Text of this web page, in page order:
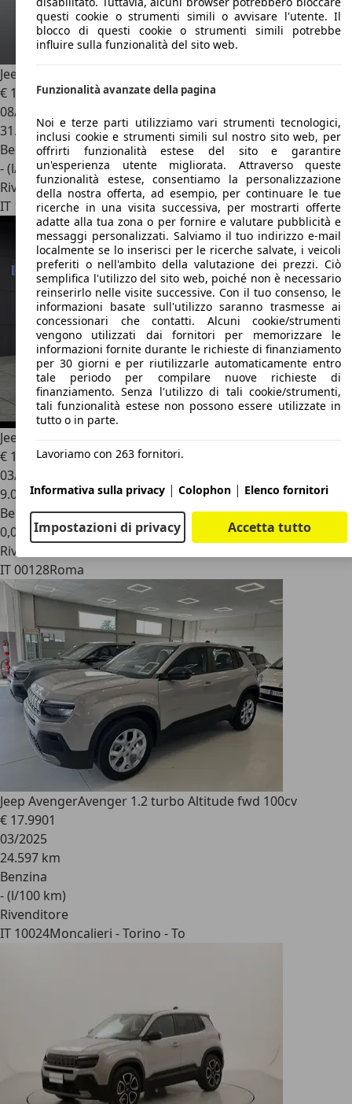
Jeep Avenger
€ 16.000
08/2023
31.000 km
Benzina
- (l/100 km)
Rivenditore
IT 10064Pinerolo - Torino - To
Jeep Avenger
€ 15.4801
03/2025
9.000 km
Benzina
0,0 l/100 km (comb.)
Rivenditore
IT 00128Roma
Jeep AvengerAvenger 1.2 turbo Altitude fwd 100cv
€ 17.9901
03/2025
24.597 km
Benzina
- (l/100 km)
Rivenditore
IT 10024Moncalieri - Torino - To
questi cookie o strumenti simili o avvisare l'utente. Il
blocco di questi cookie o strumenti simili potrebbe
influire sulla funzionalità del sito web.
Funzionalità avanzate della pagina
Noi e terze parti utilizziamo vari strumenti tecnologici,
inclusi cookie e strumenti simili sul nostro sito web, per
offrirti funzionalità estese del sito e garantire
un'esperienza utente migliorata. Attraverso queste
funzionalità estese, consentiamo la personalizzazione
della nostra offerta, ad esempio, per continuare le tue
ricerche in una visita successiva, per mostrarti offerte
adatte alla tua zona o per fornire e valutare pubblicità e
messaggi personalizzati. Salviamo il tuo indirizzo e-mail
localmente se lo inserisci per le ricerche salvate, i veicoli
preferiti o nell'ambito della valutazione dei prezzi. Ciò
semplifica l'utilizzo del sito web, poiché non è necessario
reinserirlo nelle visite successive. Con il tuo consenso, le
informazioni basate sull'utilizzo saranno trasmesse ai
concessionari che contatti. Alcuni cookie/strumenti
vengono utilizzati dai fornitori per memorizzare le
informazioni fornite durante le richieste di finanziamento
per 30 giorni e per riutilizzarle automaticamente entro
tale periodo per compilare nuove richieste di
finanziamento. Senza l'utilizzo di tali cookie/strumenti,
tali funzionalità estese non possono essere utilizzate in
tutto o in parte.
Lavoriamo con 263 fornitori.
Informativa sulla privacy | Colophon | Elenco fornitori
Impostazioni di privacy Accetta tutto